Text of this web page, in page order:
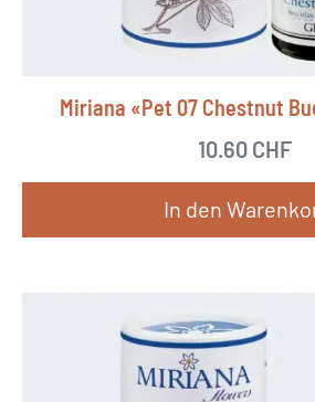
Miriana «Pet 07 Chestnut
10.60 CHF
In den